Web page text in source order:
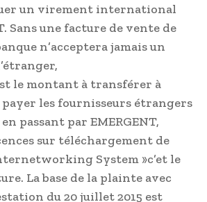
un virement international
Sans une facture de vente de
n’acceptera jamais un
le montant à transférer à
les fournisseurs étrangers
passant par EMERGENT,
sur téléchargement de
System »c’et le
La base de la plainte avec
du 20 juillet 2015 est